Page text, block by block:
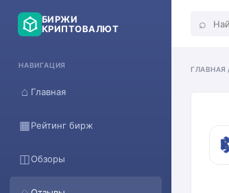
БИРЖИ
КРИПТОВАЛЮТ
НАВИГАЦИЯ
⌂ Главная
▦Рейтинг бирж
◫Обзоры
⌕
ГЛАВНАЯ